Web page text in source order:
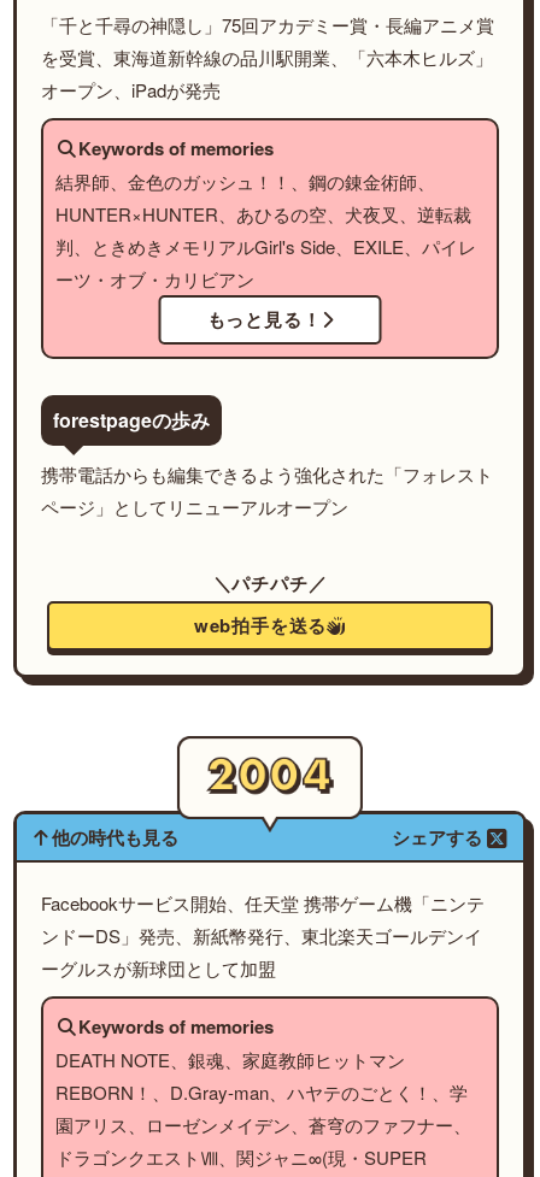
「千と千尋の神隠し」75回アカデミー賞・長編アニメ賞
を受賞、東海道新幹線の品川駅開業、「六本木ヒルズ」
オープン、iPadが発売
Keywords of memories
結界師、金色のガッシュ！！、鋼の錬金術師、
HUNTER×HUNTER、あひるの空、犬夜叉、逆転裁
判、ときめきメモリアルGirl's Side、EXILE、パイレ
ーツ・オブ・カリビアン
もっと見る！
forestpageの歩み
携帯電話からも編集できるよう強化された「フォレスト
ページ」としてリニューアルオープン
＼パチパチ／
web拍手を送る
他の時代も見る シェアする
Facebookサービス開始、任天堂 携帯ゲーム機「ニンテ
ンドーDS」発売、新紙幣発行、東北楽天ゴールデンイ
ーグルスが新球団として加盟
Keywords of memories
DEATH NOTE、銀魂、家庭教師ヒットマン
REBORN！、D.Gray-man、ハヤテのごとく！、学
園アリス、ローゼンメイデン、蒼穹のファフナー、
ドラゴンクエストⅧ、関ジャニ∞(現・SUPER